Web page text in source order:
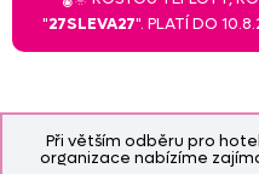
Při větším odběru pro
organizace nabízíme
"27SLEVA27". PLATÍ DO